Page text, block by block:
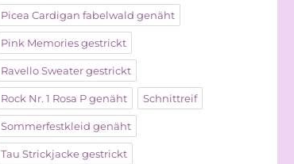
Picea Cardigan fabelwald genäht
Pink Memories gestrickt
Ravello Sweater gestrickt
Rock Nr. 1 Rosa P genäht Schnittreif
Sommerfestkleid genäht
Tau Strickjacke gestrickt